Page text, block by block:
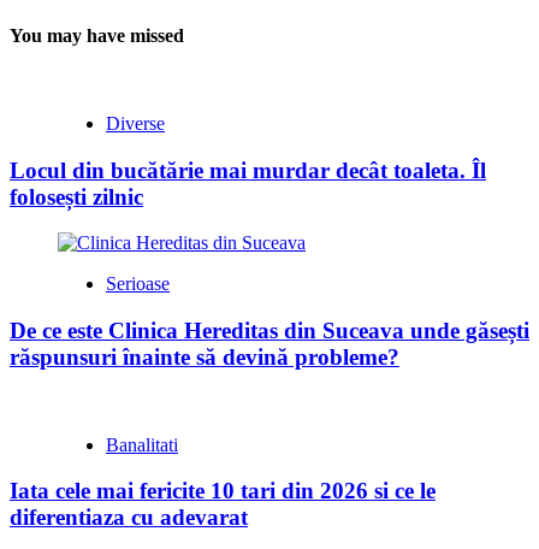
You may have missed
Diverse
Locul din bucătărie mai murdar decât toaleta. Îl
folosești zilnic
Serioase
De ce este Clinica Hereditas din Suceava unde găsești
răspunsuri înainte să devină probleme?
Banalitati
Iata cele mai fericite 10 tari din 2026 si ce le
diferentiaza cu adevarat